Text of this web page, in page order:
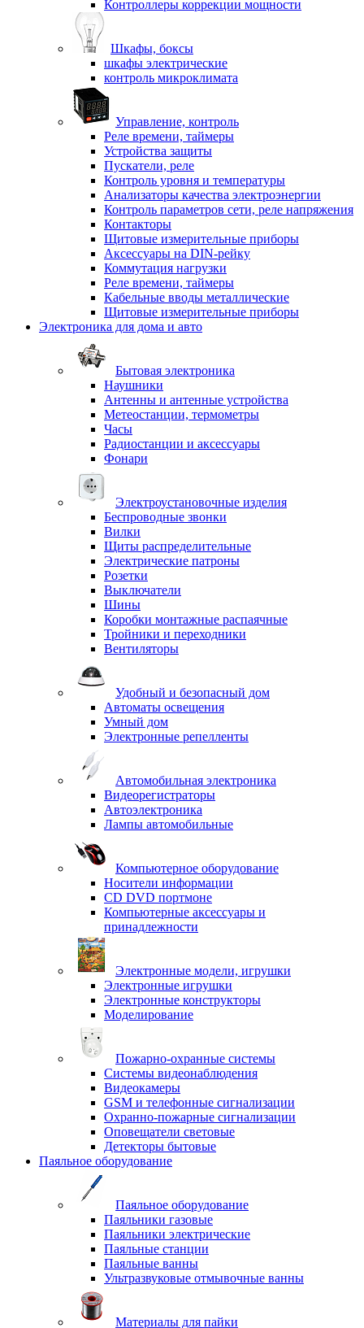
Контроллеры коррекции мощности
Шкафы, боксы
шкафы электрические
контроль микроклимата
Управление, контроль
Реле времени, таймеры
Устройства защиты
Пускатели, реле
Контроль уровня и температуры
Анализаторы качества электроэнергии
Контроль параметров сети, реле напряжения
Контакторы
Щитовые измерительные приборы
Аксессуары на DIN-рейку
Коммутация нагрузки
Реле времени, таймеры
Кабельные вводы металлические
Щитовые измерительные приборы
Электроника для дома и авто
Бытовая электроника
Наушники
Антенны и антенные устройства
Метеостанции, термометры
Часы
Радиостанции и аксессуары
Фонари
Электроустановочные изделия
Беспроводные звонки
Вилки
Щиты распределительные
Электрические патроны
Розетки
Выключатели
Шины
Коробки монтажные распаячные
Тройники и переходники
Вентиляторы
Удобный и безопасный дом
Автоматы освещения
Умный дом
Электронные репелленты
Автомобильная электроника
Видеорегистраторы
Автоэлектроника
Лампы автомобильные
Компьютерное оборудование
Носители информации
CD DVD портмоне
Компьютерные аксессуары и
принадлежности
Электронные модели, игрушки
Электронные игрушки
Электронные конструкторы
Моделирование
Пожарно-охранные системы
Системы видеонаблюдения
Видеокамеры
GSM и телефонные сигнализации
Охранно-пожарные сигнализации
Оповещатели световые
Детекторы бытовые
Паяльное оборудование
Паяльное оборудование
Паяльники газовые
Паяльники электрические
Паяльные станции
Паяльные ванны
Ультразвуковые отмывочные ванны
Материалы для пайки